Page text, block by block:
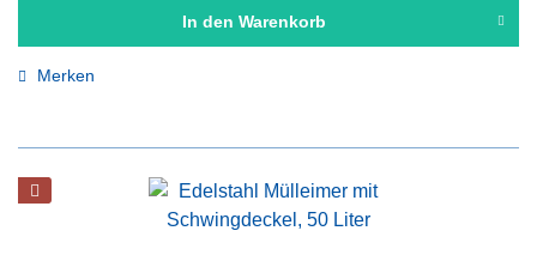
In den Warenkorb
Merken